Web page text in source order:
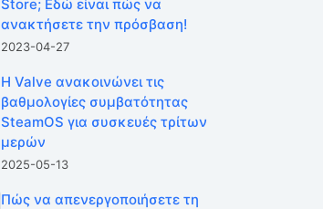
Store; Εδώ είναι πώς να
ανακτήσετε την πρόσβαση!
2023-04-27
Η Valve ανακοινώνει τις
βαθμολογίες συμβατότητας
SteamOS για συσκευές τρίτων
μερών
2025-05-13
Πώς να απενεργοποιήσετε τη